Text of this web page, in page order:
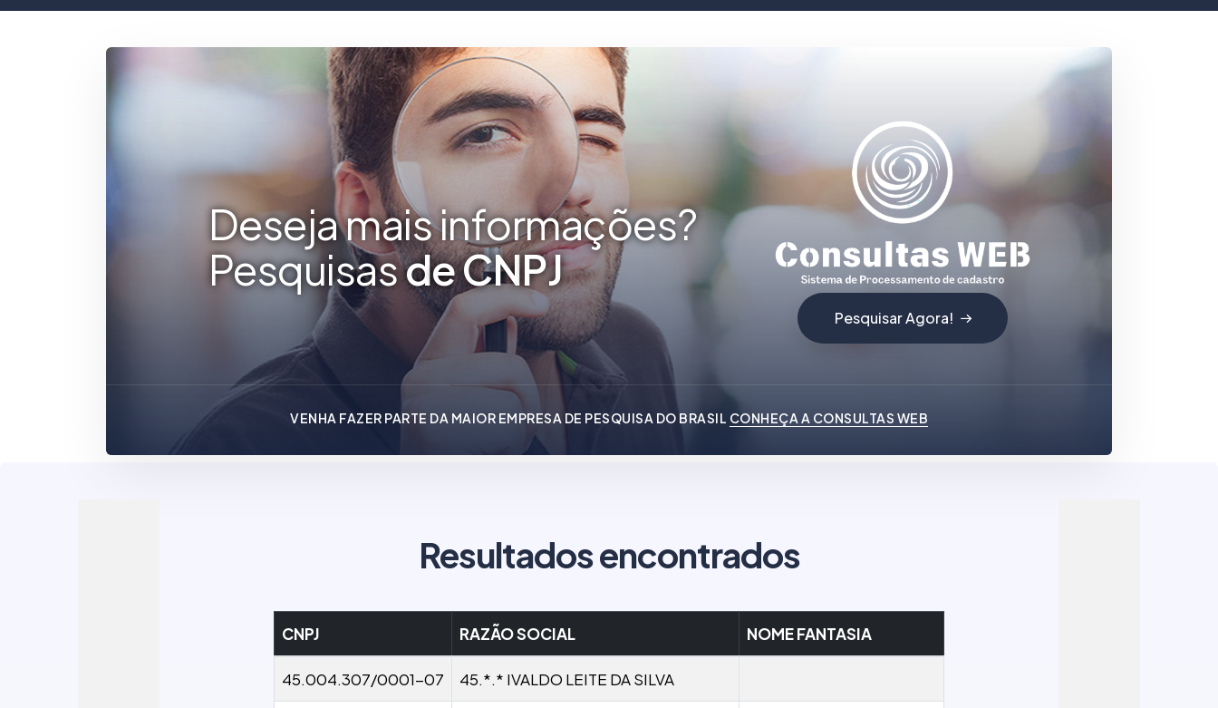
Deseja mais informações?
Pesquisas
Pesquisar Agora!
VENHA FAZER PARTE DA MAIOR EMPRESA DE PESQUISA DO BRASIL CONHEÇA A CONSULTAS WEB
Resultados encontrados
CNPJ RAZÃO SOCIAL NOME FANTASIA
45.004.307/0001-07 45.*.* IVALDO LEITE DA SILVA